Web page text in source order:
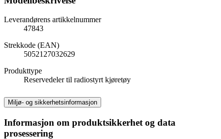
Leverandørens artikkelnummer
47843
Strekkode (EAN)
5052127032629
Produkttype
Reservedeler til radiostyrt kjøretøy
Miljø- og sikkerhetsinformasjon
Informasjon om produktsikkerhet og data
prosessering